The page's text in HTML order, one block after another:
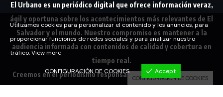
El Urbano es un periódico digital que ofrece información veraz,
ágil y oportuna sobre los acontecimientos más relevantes de El
Salvador y el mundo. Nuestro compromiso es mantener a la
audiencia informada con contenidos de calidad y cobertura en
tiempo real.
Creemos en el periodismo responsable, conectando a nuestra
Utilizamos cookies para personalizar el contenido y los anuncios, para
proporcionar funciones de redes sociales y para analizar nuestro
tráfico.View more
CONFIGURACIÓN DE COOKIES Accept
CONFIGURACIÓN DE COOKIES